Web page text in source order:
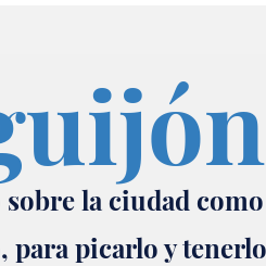
sobre la ciudad
para picarlo y